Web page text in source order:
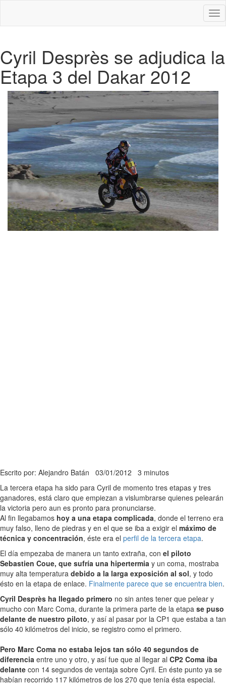
Cyril Desprès se adjudica la
Etapa 3 del Dakar 2012
Escrito por: Alejandro Batán 03/01/2012 3 minutos
La tercera etapa ha sido para Cyril de momento tres etapas y tres
ganadores, está claro que empiezan a vislumbrarse quienes pelearán
la victoria pero aun es pronto para pronunciarse.
Al fin llegabamos hoy a una etapa complicada, donde el terreno era
muy falso, lleno de piedras y en el que se iba a exigir el máximo de
técnica y concentración, éste era el perfil de la tercera etapa.
El día empezaba de manera un tanto extraña, con el piloto
Sebastien Coue, que sufría una hipertermia y un coma, mostraba
muy alta temperatura debido a la larga exposición al sol, y todo
ésto en la etapa de enlace. Finalmente parece que se encuentra bien.
Cyril Desprès ha llegado primero no sin antes tener que pelear y
mucho con Marc Coma, durante la primera parte de la etapa se puso
delante de nuestro piloto, y así al pasar por la CP1 que estaba a tan
sólo 40 kilómetros del inicio, se registro como el primero.
Pero Marc Coma no estaba lejos tan sólo 40 segundos de
diferencia entre uno y otro, y así fue que al llegar al CP2 Coma iba
delante con 14 segundos de ventaja sobre Cyril. En éste punto ya se
habían recorrido 117 kilómetros de los 270 que tenía ésta especial.